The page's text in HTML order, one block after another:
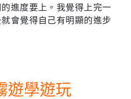
進度要上。我覺得上完一
會覺得自己有明顯的進步
遊學遊玩